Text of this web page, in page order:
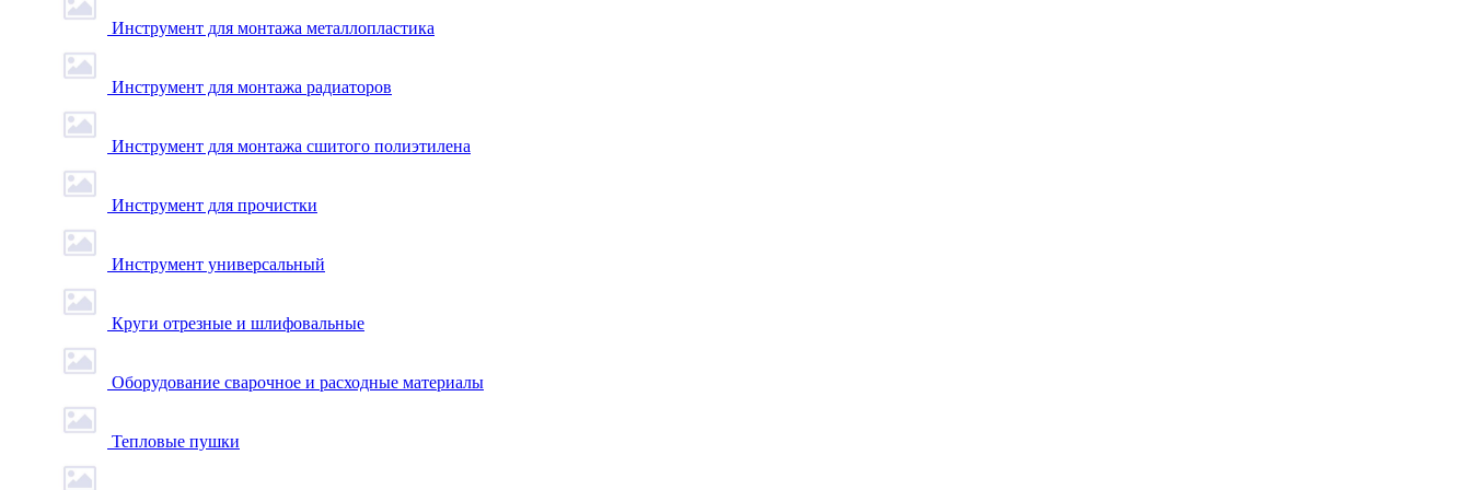
Инструмент для монтажа металлопластика
Инструмент для монтажа радиаторов
Инструмент для монтажа сшитого полиэтилена
Инструмент для прочистки
Инструмент универсальный
Круги отрезные и шлифовальные
Оборудование сварочное и расходные материалы
Тепловые пушки